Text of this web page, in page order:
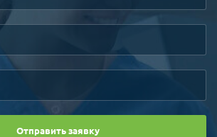
Отправить заявку